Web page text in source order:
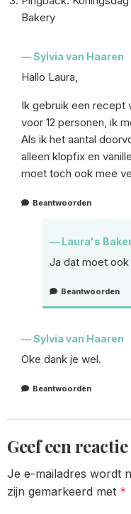
Bakery
Sylvia van Haaren
Hallo Laura,
Ik gebruik een recept
voor 12 personen, ik
Als ik het aantal
alleen klopfix en
moet toch ook mee
Beantwoorden
Laura's
Ja dat moet
Beantwoorden
Sylvia van Haaren
Oke dank je wel.
Beantwoorden
Geef een reactie
Je e-mailadres wordt
zijn gemarkeerd met *